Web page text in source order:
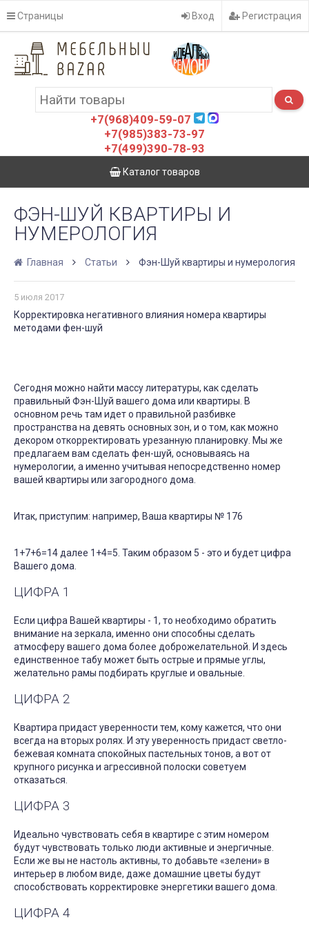
Страницы Вход Регистрация
+7(968)409-59-07
+7(985)383-73-97
+7(499)390-78-93
Каталог товаров
ФЭН-ШУЙ КВАРТИРЫ И
НУМЕРОЛОГИЯ
Главная Статьи Фэн-Шуй квартиры и нумерология
5 июля 2017
Корректировка негативного влияния номера квартиры
методами фен-шуй
Сегодня можно найти массу литературы, как сделать
правильный Фэн-Шуй вашего дома или квартиры. В
основном речь там идет о правильной разбивке
пространства на девять основных зон, и о том, как можно
декором откорректировать урезанную планировку. Мы же
предлагаем вам сделать фен-шуй, основываясь на
нумерологии, а именно учитывая непосредственно номер
вашей квартиры или загородного дома.
Итак, приступим: например, Ваша квартиры № 176
1+7+6=14 далее 1+4=5. Таким образом 5 - это и будет цифра
Вашего дома.
ЦИФРА 1
Если цифра Вашей квартиры - 1, то необходимо обратить
внимание на зеркала, именно они способны сделать
атмосферу вашего дома более доброжелательной. И здесь
единственное табу может быть острые и прямые углы,
желательно рамы подбирать круглые и овальные.
ЦИФРА 2
Квартира придаст уверенности тем, кому кажется, что они
всегда на вторых ролях. И эту уверенность придаст светло-
бежевая комната спокойных пастельных тонов, а вот от
крупного рисунка и агрессивной полоски советуем
отказаться.
ЦИФРА 3
Идеально чувствовать себя в квартире с этим номером
будут чувствовать только люди активные и энергичные.
Если же вы не настоль активны, то добавьте «зелени» в
интерьер в любом виде, даже домашние цветы будут
способствовать корректировке энергетики вашего дома.
ЦИФРА 4